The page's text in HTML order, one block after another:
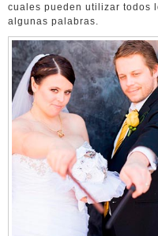
cuales pueden utilizar todos
algunas palabras.